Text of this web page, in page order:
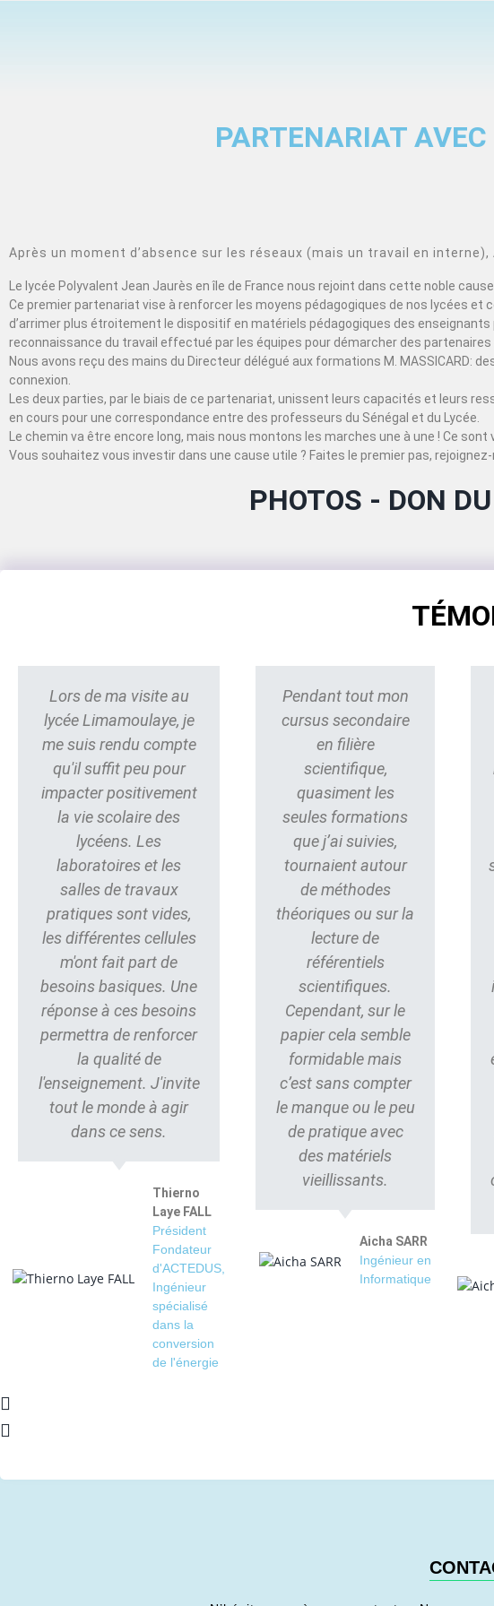
PARTENARIAT
Après un moment d’absence sur les réseaux (mais un travail en
Le lycée Polyvalent Jean Jaurès en île de France nous rejoint dans cette noble
Ce premier partenariat vise à renforcer les moyens pédagogiques de nos lycées
d’arrimer plus étroitement le dispositif en matériels pédagogiques des
reconnaissance du travail effectué par les équipes pour démarcher des partenaires
Nous avons reçu des mains du Directeur délégué aux formations M.
connexion.
Les deux parties, par le biais de ce partenariat, unissent leurs capacités et leurs
en cours pour une correspondance entre des professeurs du Sénégal et du Lycée.
Le chemin va être encore long, mais nous montons les marches une à une ! Ce
Vous souhaitez vous investir dans une cause utile ? Faites le premier pas, rejoignez-
PHOTOS - DON
Lors de ma visite au
lycée Limamoulaye, je
me suis rendu compte
qu'il suffit peu pour
impacter positivement
la vie scolaire des
lycéens. Les
laboratoires et les
salles de travaux
pratiques sont vides,
les différentes cellules
m'ont fait part de
besoins basiques. Une
réponse à ces besoins
permettra de renforcer
la qualité de
l'enseignement. J'invite
tout le monde à agir
dans ce sens.
Thierno
Laye FALL
Président
Fondateur
d'ACTEDUS,
Ingénieur
spécialisé
dans la
conversion
de l'énergie
Pendant tout mon
cursus secondaire
en filière
scientifique,
quasiment les
seules formations
que j’ai suivies,
tournaient autour
de méthodes
théoriques ou sur la
lecture de
référentiels
scientifiques.
Cependant, sur le
papier cela semble
formidable mais
c’est sans compter
le manque ou le peu
de pratique avec
des matériels
vieillissants.
Aicha SARR
Ingénieur en
Informatique